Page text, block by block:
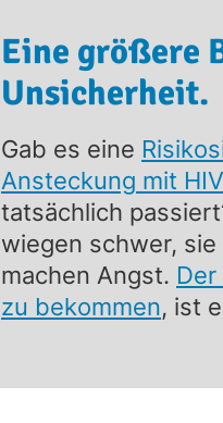
Eine größere
Unsicherheit.
Gab es eine
Ansteckung mit HIV
tatsächlich
wiegen schwer,
machen Angst.
zu bekommen, ist